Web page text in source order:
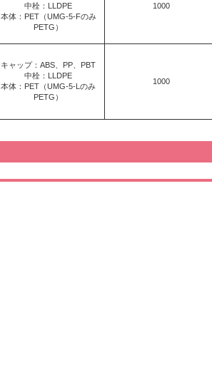
中栓：LLDPE
本体：PET（UMG-5-Fのみ
PETG）
1000
キャップ：ABS、PP、PBT
中栓：LLDPE
本体：PET（UMG-5-Lのみ
PETG）
1000